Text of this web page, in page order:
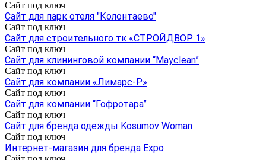
Сайт под ключ
Сайт для парк отеля "Колонтаево"
Сайт под ключ
Сайт для строительного тк «СТРОЙДВОР 1»
Сайт под ключ
Cайт для клининговой компании “Mayclean”
Сайт под ключ
Сайт для компании «Лимарс-Р»
Сайт под ключ
Cайт для компании “Гофротара”
Сайт под ключ
Сайт для бренда одежды Kosumov Woman
Сайт под ключ
Интернет-магазин для бренда Expo